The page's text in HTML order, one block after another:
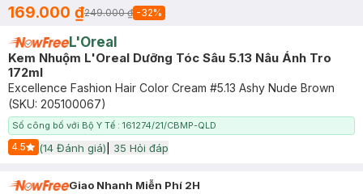
169.000 ₫249.000 ₫ -32%
L'Oreal
Kem Nhuộm L'Oreal Dưỡng Tóc Sâu 5.13 Nâu Ánh Tro
172ml
Excellence Fashion Hair Color Cream #5.13 Ashy Nude Brown
(SKU: 205100067)
Số công bố với Bộ Y Tế : 161274/21/CBMP-QLD
4.5
Start Icon
(14 Đánh giá) 35 Hỏi đáp
Giao Nhanh Miễn Phí 2H